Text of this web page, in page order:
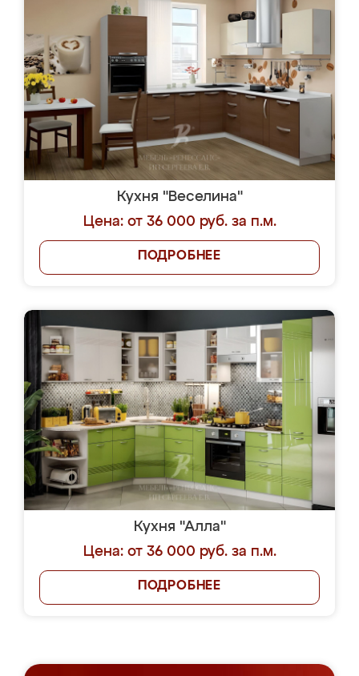
Кухня "Веселина"
Цена: от 36 000 руб. за п.м.
ПОДРОБНЕЕ
Кухня "Алла"
Цена: от 36 000 руб. за п.м.
ПОДРОБНЕЕ